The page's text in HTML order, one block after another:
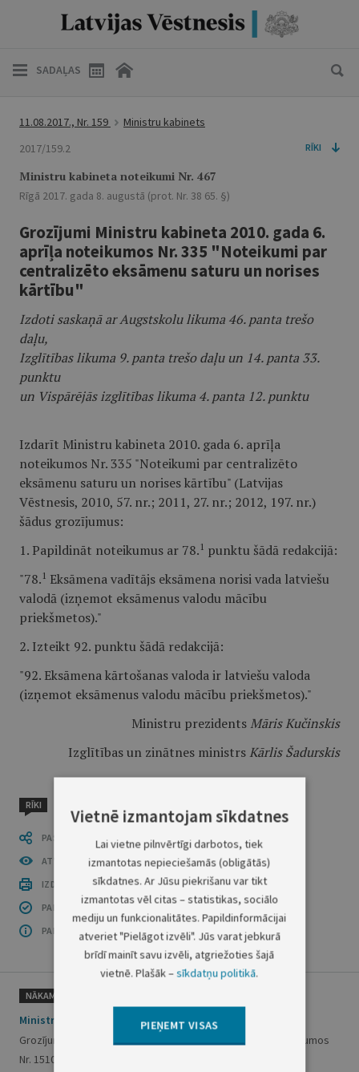
SADAĻAS
11.08.2017., Nr. 159
Ministru kabinets
2017/159.2
RĪKI
Ministru kabineta noteikumi Nr. 467
Rīgā 2017. gada 8. augustā (prot. Nr. 38 65. §)
Grozījumi Ministru kabineta 2010. gada 6.
aprīļa noteikumos Nr. 335 "Noteikumi par
centralizēto eksāmenu saturu un norises
kārtību"
Izdoti saskaņā ar Augstskolu likuma 46. panta trešo
daļu,
Izglītības likuma 9. panta trešo daļu un 14. panta 33.
punktu
un Vispārējās izglītības likuma 4. panta 12. punktu
Izdarīt Ministru kabineta 2010. gada 6. aprīļa
noteikumos Nr. 335 "Noteikumi par centralizēto
eksāmenu saturu un norises kārtību" (Latvijas
Vēstnesis, 2010, 57. nr.; 2011, 27. nr.; 2012, 197. nr.)
šādus grozījumus:
1. Papildināt noteikumus ar 78. 1 punktu šādā redakcijā:
"78. 1 Eksāmena vadītājs eksāmena norisi vada latviešu
valodā (izņemot eksāmenus valodu mācību
priekšmetos)."
2. Izteikt 92. punktu šādā redakcijā:
"92. Eksāmena kārtošanas valoda ir latviešu valoda
(izņemot eksāmenus valodu mācību priekšmetos)."
Ministru prezidentsMāris Kučinskis
Izglītības un zinātnes ministrsKārlis Šadurskis
RĪKI
PASTĀSTI CITIEM
ATVĒRT PUBLIKĀCIJU (PDF)
IZDRUKĀT PUBLIKĀCIJU
PAR INFORMĀCIJAS DROŠĪBU
PAR ŠO GRUPU
NĀKAMAIS
Ministru kabineta noteikumi Nr. 469
Grozījumi Ministru kabineta 2013. gada 17. decembra noteikumos
Nr. 1510 "Valsts pārbaudījumu norises kārtība"
Vietnē izmantojam sīkdatnes
Lai vietne pilnvērtīgi darbotos, tiek
izmantotas nepieciešamās (obligātās)
sīkdatnes. Ar Jūsu piekrišanu var tikt
izmantotas vēl citas – statistikas, sociālo
mediju un funkcionalitātes. Papildinformācijai
atveriet "Pielāgot izvēli". Jūs varat jebkurā
brīdī mainīt savu izvēli, atgriežoties šajā
vietnē. Plašāk –sīkdatņu politikā.
PIEŅEMT VISAS